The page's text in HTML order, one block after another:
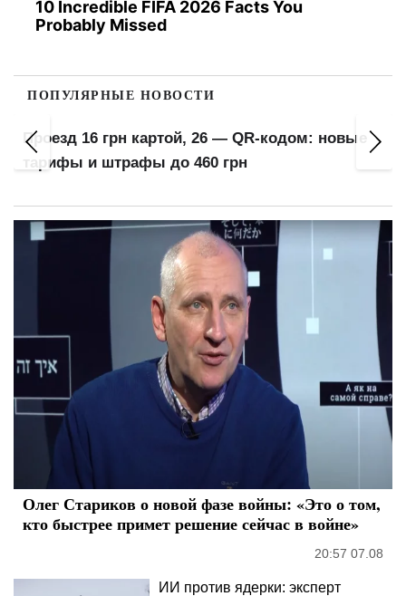
10 Incredible FIFA 2026 Facts You
Probably Missed
ПОПУЛЯРНЫЕ НОВОСТИ
Проезд 16 грн картой, 26 — QR-кодом: новые
тарифы и штрафы до 460 грн
Олег Стариков о новой фазе войны: «Это о том,
кто быстрее примет решение сейчас в войне»
20:57 07.08
ИИ против ядерки: эксперт